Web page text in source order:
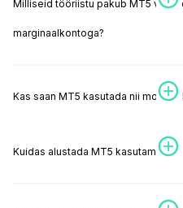
Milliseid tööriistu pakub MT5
marginaalkontoga?
Kas saan MT5 kasutada nii mobiilis
Kuidas alustada MT5 kasutamist?